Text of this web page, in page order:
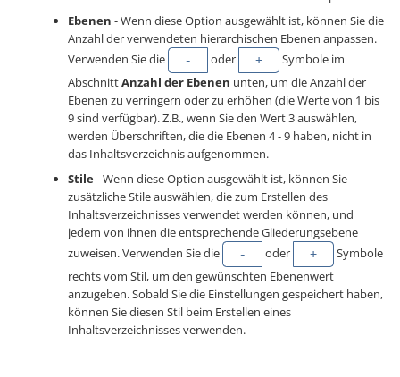
Ebenen - Wenn diese Option ausgewählt ist, können Sie die
Anzahl der verwendeten hierarchischen Ebenen anpassen.
Verwenden Sie die
oder
Symbole im
AbschnittAnzahl der Ebenen unten, um die Anzahl der
Ebenen zu verringern oder zu erhöhen (die Werte von 1 bis
9 sind verfügbar). Z.B., wenn Sie den Wert 3 auswählen,
werden Überschriften, die die Ebenen 4 - 9 haben, nicht in
das Inhaltsverzeichnis aufgenommen.
Stile- Wenn diese Option ausgewählt ist, können Sie
zusätzliche Stile auswählen, die zum Erstellen des
Inhaltsverzeichnisses verwendet werden können, und
jedem von ihnen die entsprechende Gliederungsebene
zuweisen. Verwenden Sie die
oder
Symbole
rechts vom Stil, um den gewünschten Ebenenwert
anzugeben. Sobald Sie die Einstellungen gespeichert haben,
können Sie diesen Stil beim Erstellen eines
Inhaltsverzeichnisses verwenden.